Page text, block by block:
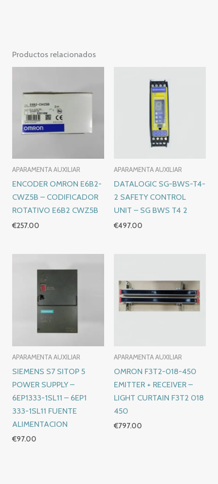
Productos relacionados
APARAMENTA AUXILIAR
ENCODER OMRON E6B2-
CWZ5B – CODIFICADOR
ROTATIVO E6B2 CWZ5B
€257.00
APARAMENTA AUXILIAR
DATALOGIC SG-BWS-T4-
2 SAFETY CONTROL
UNIT – SG BWS T4 2
€497.00
APARAMENTA AUXILIAR
SIEMENS S7 SITOP 5
POWER SUPPLY –
6EP1333-1SL11 – 6EP1
333-1SL11 FUENTE
ALIMENTACION
€97.00
APARAMENTA AUXILIAR
OMRON F3T2-018-450
EMITTER + RECEIVER –
LIGHT CURTAIN F3T2 018
450
€797.00